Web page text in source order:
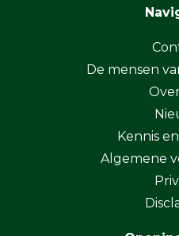
De mensen
Kennis
Algemene